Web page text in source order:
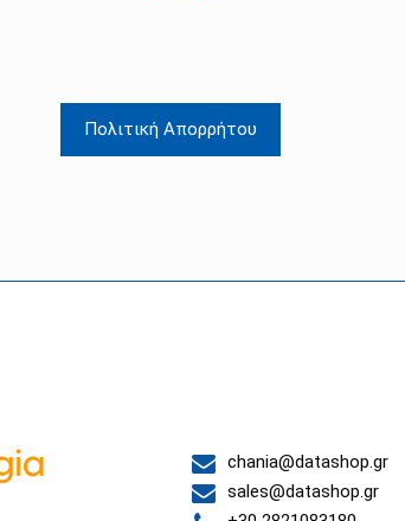
Πολιτική Απορρήτου
chania@datashop.gr
sales@datashop.gr